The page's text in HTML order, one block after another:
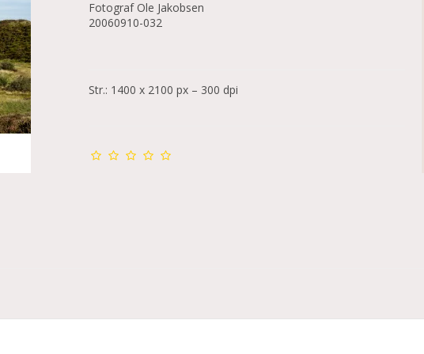
Fotograf Ole Jakobsen
20060910-032
Str.: 1400 x 2100 px – 300 dpi